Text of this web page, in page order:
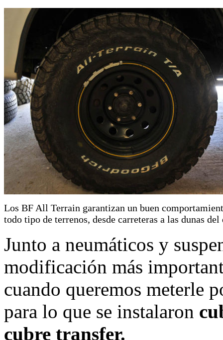
Los BF All Terrain garantizan un buen
todo tipo de terrenos, desde carreteras a las dunas del
Junto a neumáticos y
modificación más
cuando queremos meterle
para lo que se instalaron
cubre transfer.